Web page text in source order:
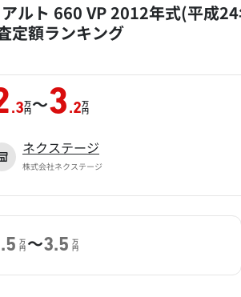
ルト 660 VP 2012年式(平成
定額ランキング
.3万
円～3 .2万
円
ネクステージ
株式会社ネクステージ
万
円 ～3.5 万
円